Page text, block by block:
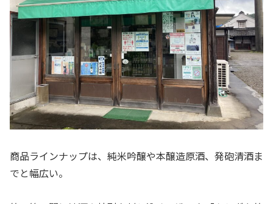
商品ラインナップは、純米吟醸や本醸造原酒、発砲清酒ま
でと幅広い。